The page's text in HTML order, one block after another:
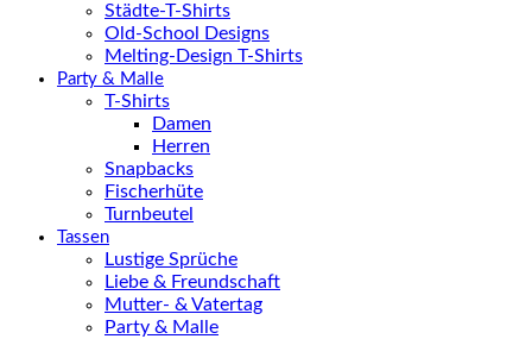
Städte-T-Shirts
Old-School Designs
Melting-Design T-Shirts
Party & Malle
T-Shirts
Damen
Herren
Snapbacks
Fischerhüte
Turnbeutel
Tassen
Lustige Sprüche
Liebe & Freundschaft
Mutter- & Vatertag
Party & Malle